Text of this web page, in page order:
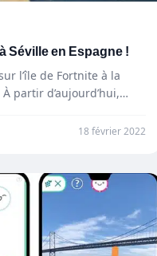
Séville en Espagne !
l’île de Fortnite à la
partir d’aujourd’hui,
18 février 2022